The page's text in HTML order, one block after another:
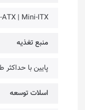
| Mini-ITX
منبع تغذیه
پایین با حداکثر طول 150
اسلات توسعه